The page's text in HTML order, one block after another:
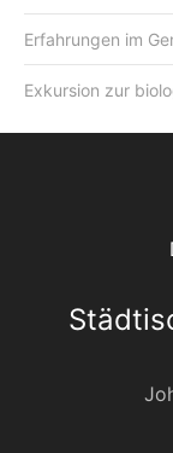
Erfahrungen im
Exkursion zur